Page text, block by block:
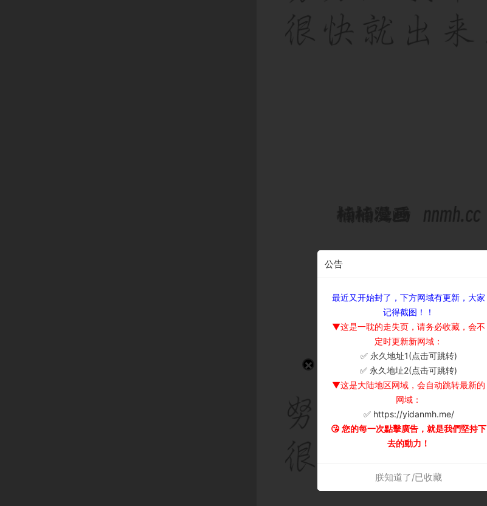
公告
最近又开始封了，下方网域有更新，大家
记得截图！！
▼这是一耽的走失页，请务必收藏，会不
定时更新新网域：
✅ 永久地址1(点击可跳转)
✅ 永久地址2(点击可跳转)
▼这是大陆地区网域，会自动跳转最新的
网域：
✅ https://yidanmh.me/
😘 您的每一次點擊廣告，就是我們堅持下
去的動力！
朕知道了/已收藏
×